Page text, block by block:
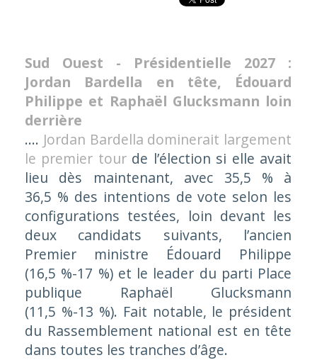
Sud Ouest - Présidentielle 2027 :
Jordan Bardella en tête, Édouard
Philippe et Raphaël Glucksmann loin
derrière
.... Jordan Bardella dominerait largement
le premier tourde l’élection si elle avait
lieu dès maintenant, avec 35,5 % à
36,5 % des intentions de vote selon les
configurations testées, loin devant les
deux candidats suivants, l’ancien
Premier ministre Édouard Philippe
(16,5 %-17 %) et le leader du parti Place
publique Raphaël Glucksmann
(11,5 %-13 %). Fait notable, le président
du Rassemblement national est en tête
dans toutes les tranches d’âge.